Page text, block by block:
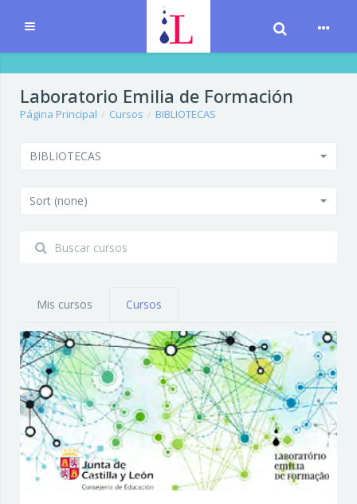
Expandir Cambiar
Laboratorio Emilia de Formación
Página Principal Cursos BIBLIOTECAS
BIBLIOTECAS
Sort (none)
Mis cursos Cursos